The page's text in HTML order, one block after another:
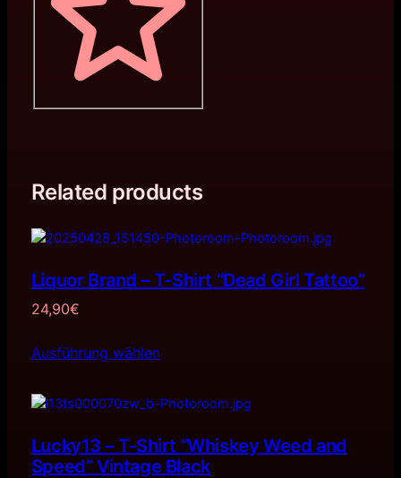
Related products
Liquor Brand – T-Shirt “Dead Girl Tattoo”
24,90€
Ausführung wählen
Lucky13 – T-Shirt ”Whiskey Weed and
Speed” Vintage Black